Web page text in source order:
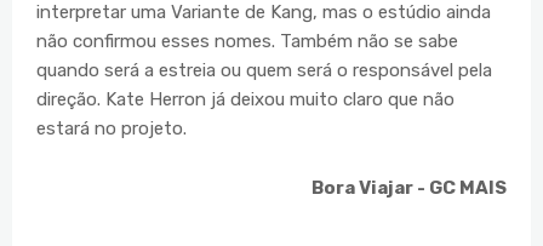
interpretar uma Variante de Kang, mas o estúdio ainda
não confirmou esses nomes. Também não se sabe
quando será a estreia ou quem será o responsável pela
direção. Kate Herron já deixou muito claro que não
estará no projeto.
Bora Viajar - GC MAIS